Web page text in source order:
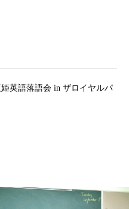
英語落語会 in ザロイヤルパ